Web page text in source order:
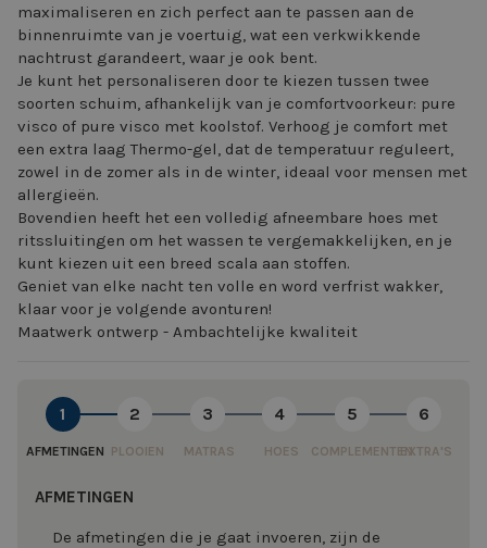
maximaliseren en zich perfect aan te passen aan de
binnenruimte van je voertuig, wat een verkwikkende
nachtrust garandeert, waar je ook bent.
Je kunt het personaliseren door te kiezen tussen twee
soorten schuim, afhankelijk van je comfortvoorkeur: pure
visco of pure visco met koolstof. Verhoog je comfort met
een extra laag Thermo-gel, dat de temperatuur reguleert,
zowel in de zomer als in de winter, ideaal voor mensen met
allergieën.
Bovendien heeft het een volledig afneembare hoes met
ritssluitingen om het wassen te vergemakkelijken, en je
kunt kiezen uit een breed scala aan stoffen.
Geniet van elke nacht ten volle en word verfrist wakker,
klaar voor je volgende avonturen!
Maatwerk ontwerp - Ambachtelijke kwaliteit
1
AFMETINGEN
2
PLOOIEN
3
MATRAS
4
HOES
5
COMPLEMENTEN
6
EXTRA'S
AFMETINGEN
De afmetingen die je gaat invoeren, zijn de